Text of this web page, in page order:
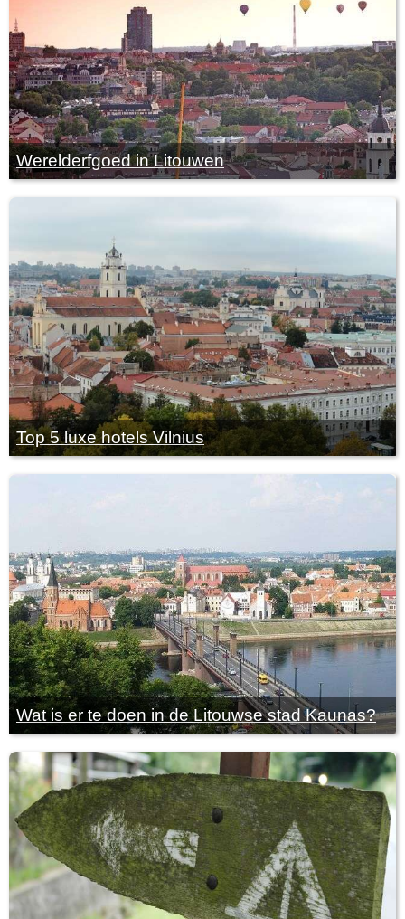
Werelderfgoed in Litouwen
Top 5 luxe hotels Vilnius
Wat is er te doen in de Litouwse stad Kaunas?